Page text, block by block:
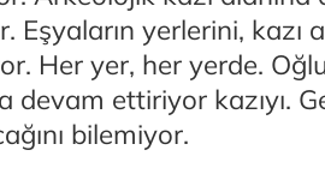
Eşyaların yerlerini, kazı
Her yer, her yerde.
devam ettiriyor kazıyı.
bilemiyor.